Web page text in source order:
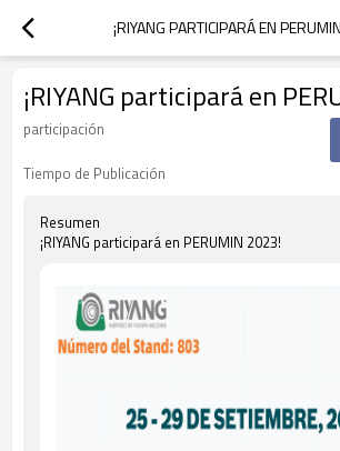
¡RIYANG PARTICIPARÁ EN
¡RIYANG participará en
participación
Tiempo de Publicación
Resumen
¡RIYANG participará en PERUMIN 2023!